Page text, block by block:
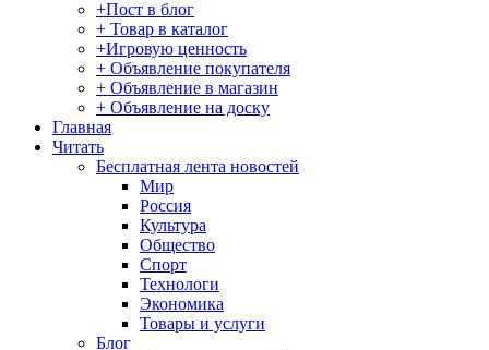
+Пост в блог
+ Товар в каталог
+Игровую ценность
+ Объявление покупателя
+ Объявление в магазин
+ Объявление на доску
Главная
Читать
Бесплатная лента новостей
Мир
Россия
Культура
Общество
Спорт
Технологи
Экономика
Товары и услуги
Блог